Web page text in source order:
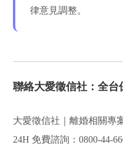
律意見調整。
聯絡大愛徵信社：全台
大愛徵信社｜離婚相關專
24H 免費諮詢：0800-